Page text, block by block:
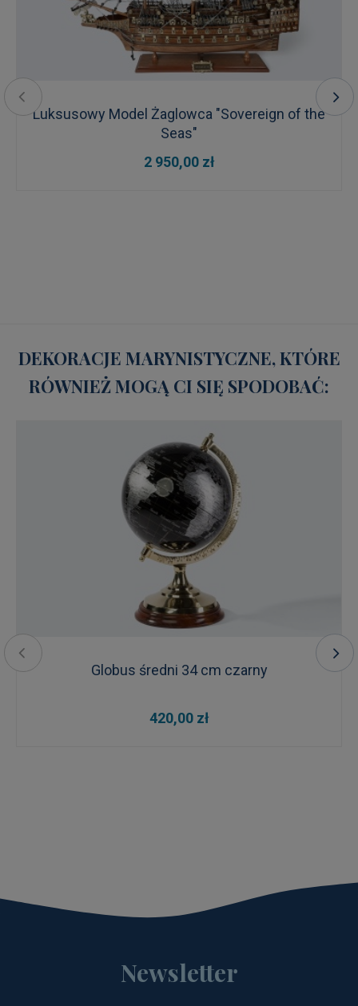
Luksusowy Model Żaglowca "Sovereign of the
Seas"
2 950,00 zł
DEKORACJE MARYNISTYCZNE, KTÓRE
RÓWNIEŻ MOGĄ CI SIĘ SPODOBAĆ:
Globus średni 34 cm czarny
420,00 zł
Newsletter